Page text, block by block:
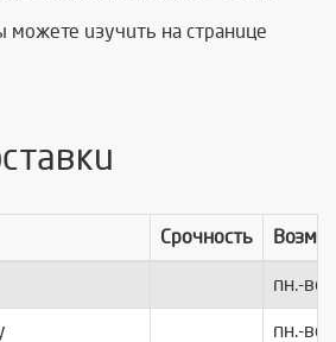
можете изучить на странице
Срочность
пн.-вс.
пн.-вс.